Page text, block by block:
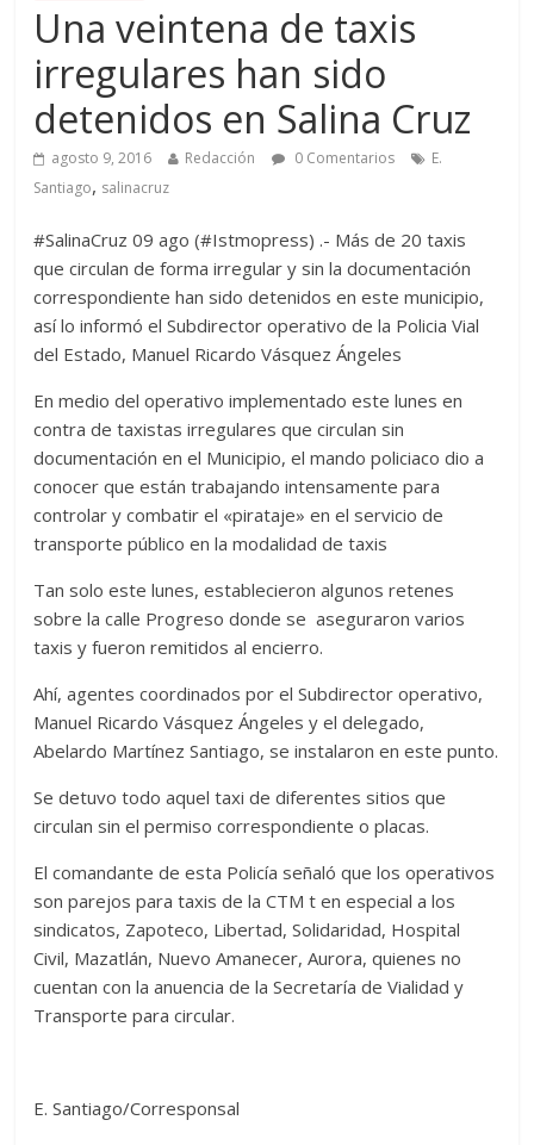
Una veintena de taxis
irregulares han sido
detenidos en Salina Cruz
agosto 9, 2016 Redacción 0 Comentarios
E.
Santiago, salinacruz
#SalinaCruz 09 ago (#Istmopress) .- Más de 20 taxis
que circulan de forma irregular y sin la documentación
correspondiente han sido detenidos en este municipio,
así lo informó el Subdirector operativo de la Policia Vial
del Estado, Manuel Ricardo Vásquez Ángeles
En medio del operativo implementado este lunes en
contra de taxistas irregulares que circulan sin
documentación en el Municipio, el mando policiaco dio a
conocer que están trabajando intensamente para
controlar y combatir el «pirataje» en el servicio de
transporte público en la modalidad de taxis
Tan solo este lunes, establecieron algunos retenes
sobre la calle Progreso donde se aseguraron varios
taxis y fueron remitidos al encierro.
Ahí, agentes coordinados por el Subdirector operativo,
Manuel Ricardo Vásquez Ángeles y el delegado,
Abelardo Martínez Santiago, se instalaron en este punto.
Se detuvo todo aquel taxi de diferentes sitios que
circulan sin el permiso correspondiente o placas.
El comandante de esta Policía señaló que los operativos
son parejos para taxis de la CTM t en especial a los
sindicatos, Zapoteco, Libertad, Solidaridad, Hospital
Civil, Mazatlán, Nuevo Amanecer, Aurora, quienes no
cuentan con la anuencia de la Secretaría de Vialidad y
Transporte para circular.
E. Santiago/Corresponsal